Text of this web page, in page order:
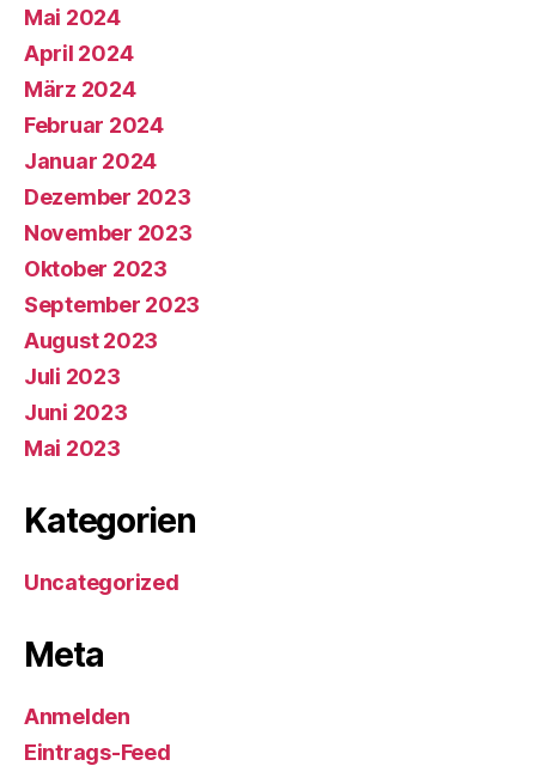
Mai 2024
April 2024
März 2024
Februar 2024
Januar 2024
Dezember 2023
November 2023
Oktober 2023
September 2023
August 2023
Juli 2023
Juni 2023
Mai 2023
Kategorien
Uncategorized
Meta
Anmelden
Eintrags-Feed